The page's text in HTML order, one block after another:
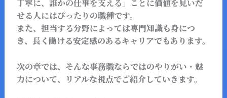
丁寧に、誰かの仕事を支える」ことに価値を見いだ
せる人にはぴったり の職種です。
また、担当する分野によっては専門知識も身につ
き、長く働ける安定感のあるキャリアでもあります。
次の章では、そんな事務職ならではのやりがい・魅
力について、リアルな視点でご紹介していきます。